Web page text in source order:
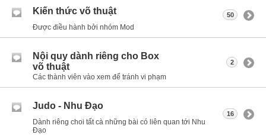
Kiến thức võ thuật
Được điều hành bởi nhóm Mod
50
Nội quy dành riêng cho Box
võ thuật
Các thành viên vào xem để tránh vi phạm
2
Judo - Nhu Đạo
Dành riêng choi tất cà những bài có liên quan tới Nhu
Đạo
16